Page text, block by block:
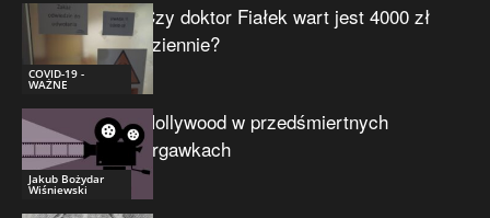
COVID-19 -
WAŻNE
Czy doktor Fiałek wart jest 4000 zł
dziennie?
Jakub Bożydar
Wiśniewski
Hollywood w przedśmiertnych
drgawkach